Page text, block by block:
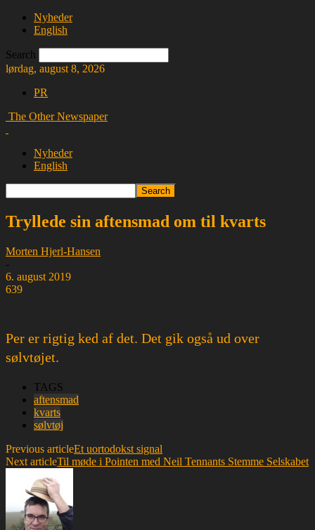
Nyheder
English
Search
lørdag, august 8, 2026
PR
The Other Newspaper
Nyheder
English
Tryllede sin aftensmad om til kvarts
Morten Hjerl-Hansen
-
6. august 2019
639
Per er rigtig ked af det. Det gik også ud over
sølvtøjet.
TAGS
aftensmad
kvarts
sølvtøj
Previous articleEt uortodokst signal
Next articleTil møde i Pointen med Neil Tennants Stemme Selskabet